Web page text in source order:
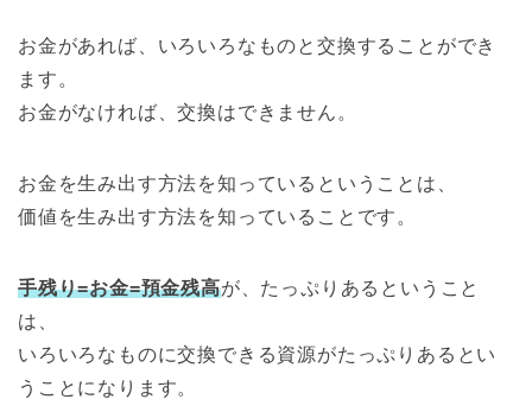
お金があれば、いろいろなものと交換することができ
ます。
お金がなければ、交換はできません。
お金を生み出す方法を知っているということは、
価値を生み出す方法を知っていることです。
手残り=お金=預金残高が、たっぷりあるということ
は、
いろいろなものに交換できる資源がたっぷりあるとい
うことになります。